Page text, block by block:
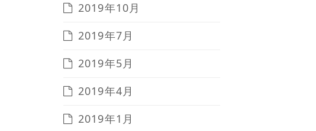
2019年10月
2019年7月
2019年5月
2019年4月
2019年1月